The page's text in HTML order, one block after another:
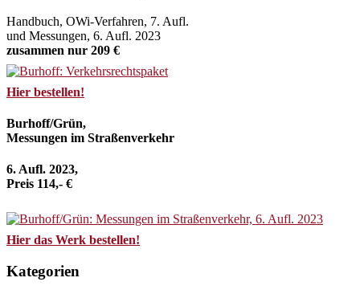
Handbuch, OWi-Verfahren, 7. Aufl.
und Messungen, 6. Aufl. 2023
zusammen nur 209 €
Hier bestellen!
Burhoff/Grün,
Messungen im Straßenverkehr
6. Aufl. 2023,
Preis 114,- €
Hier das Werk bestellen!
Kategorien